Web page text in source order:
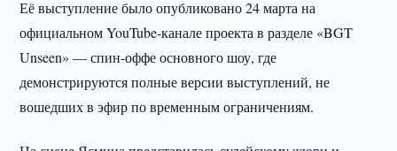
Её выступление было опубликовано 24 марта на
официальном YouTube-канале проекта в разделе «BGT
Unseen» — спин-оффе основного шоу, где
демонстрируются полные версии выступлений, не
вошедших в эфир по временным ограничениям.